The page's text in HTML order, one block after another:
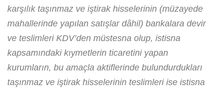
karşılık taşınmaz ve iştirak hisselerinin (müzayede
mahallerinde yapılan satışlar dâhil) bankalara devir
ve teslimleri KDV’den müstesna olup, istisna
kapsamındaki kıymetlerin ticaretini yapan
kurumların, bu amaçla aktiflerinde bulundurdukları
taşınmaz ve iştirak hisselerinin teslimleri ise istisna